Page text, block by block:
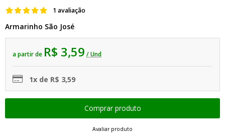
1 avaliação
Armarinho São José
a partir de R$ 3,59 / Und
1x de R$ 3,59
Avaliar produto